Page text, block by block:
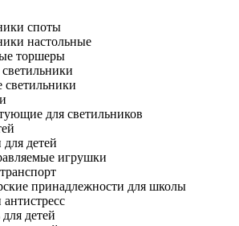
споты
настольные
торшеры
для светильников
детей
игрушки
принадлежности для школы
детей